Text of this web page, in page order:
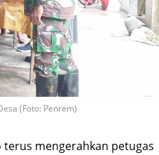
(Foto: Penrem)
mengerahkan petugas